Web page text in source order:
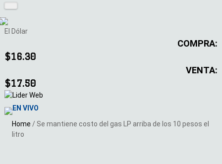
El Dólar
COMPRA:
$16.30
VENTA:
$17.50
EN VIVO
Home / Se mantiene costo del gas LP arriba de los 10 pesos el
litro